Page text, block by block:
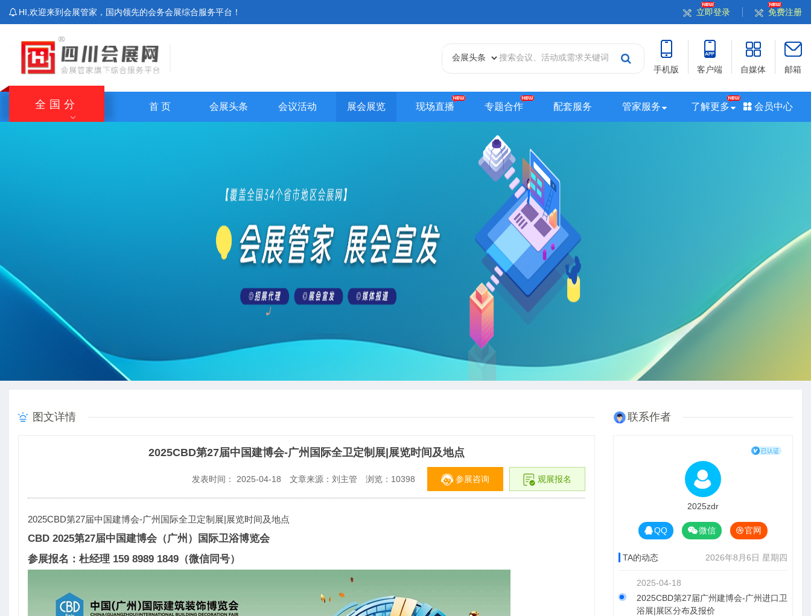
HI,欢迎来到会展管家，国内领先的会务会展综合服务平台！ 立即登录 免费注册
手机版 客户端 自媒体 邮箱
全国分 首 页 会展头条 会议活动 展会展览 现场直播 专题合作 配套服务 管家服务 了解更多 会员中心
福建站
江西站 陕西站
台湾站
图文详情
2025CBD第27届中国建博会-广州国际全卫定制展|展览时间及地点
发表时间： 2025-04-18 文章来源：刘主管 浏览： 10398 参展咨询 观展报名
2025CBD第27届中国建博会-广州国际全卫定制展|展览时间及地点
CBD 2025第27届中国建博会（广州）国际卫浴博览会
参展报名：杜经理 159 8989 1849（微信同号）
联系作者
2025zdr
QQ 微信 官网
TA的动态 2026年8月6日 星期四
2025-04-18
2025CBD第27届广州建博会-广州进口卫
浴展|展区分布及报价